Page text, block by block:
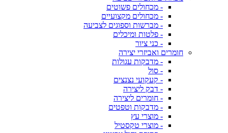
- מכחולים פשוטים
- מכחולים מקצועיים
- מברשות וספוגים לצביעה
- פלטות ומיכלים
- כני ציור
חומרים ואביזרי יצירה
- מדבקות עגולות
- סול
- קעקועי נצנצים
- דבק ליצירה
- חומרים ליצירה
- מדבקות וטפטים
- מוצרי עץ
- מוצרי טקסטיל